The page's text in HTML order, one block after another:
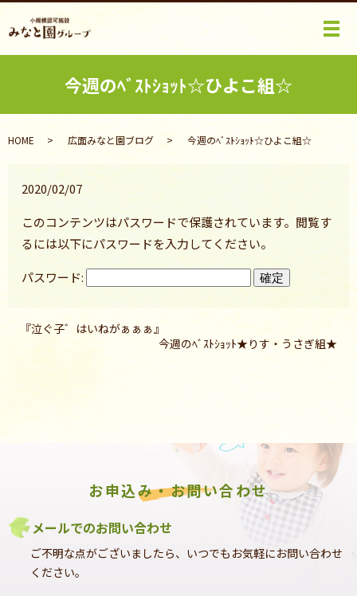
メ
今週のﾍﾞｽﾄｼｮｯﾄ☆ひよこ組☆
HOME 広面みなと園ブログ 今週のﾍﾞｽﾄｼｮｯﾄ☆ひよこ組☆
2020/02/07
このコンテンツはパスワードで保護されています。閲覧す
るには以下にパスワードを入力してください。
パスワード:
『泣ぐ子゛はいねがぁぁぁ』
今週のﾍﾞｽﾄｼｮｯﾄ★りす・うさぎ組★
お申込み・お問い合わせ
メールでのお問い合わせ
ご不明な点がございましたら、いつでもお気軽にお問い合わせ
ください。